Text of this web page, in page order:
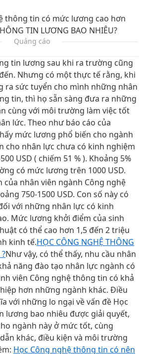
thông tin có mức lương cao hơn
TIN LƯƠNG BAO NHIÊU?
Quảng cáo
tin lương sau khi ra trường cũng
Nhưng có một thực tế rằng, khi
ra sức tuyển cho mình những nhân
tin, thì họ sẵn sàng đưa ra những
cùng với môi trường làm việc tốt
lức. Theo như báo cáo của
mức lương phổ biến cho ngành
cho nhân lực chưa có kinh nghiệm
USD ( chiếm 51 % ). Khoảng 5%
có mức lương trên 1000 USD.
nhân viên ngành Công nghệ
750-1500 USD. Con số này có
với những nhân lực có kinh
Mức lương khởi điểm của sinh
có thể cao hơn 1,5 đến 2 triệu
kinh tế.HỌC CÔNG NGHỆ THÔNG
Như vậy, có thể thấy, nhu cầu nhân
năng đào tạo nhân lực ngành có
viên Công nghệ thông tin có khả
hơn những ngành khác. Điều
với những lo ngại về vấn đề Học
lương bao nhiêu được giải quyết,
ngành này ở mức tốt, cùng
khác, điều kiện và môi trường
Học Công nghệ thông tin có nên